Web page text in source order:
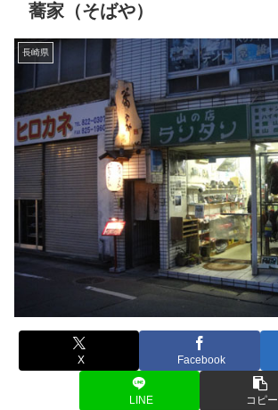
蕎家（そばや）
長崎県
X Facebook
LINE コピー